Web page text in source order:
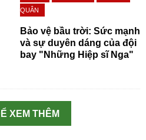
QUÂN
Bảo vệ bầu trời: Sức mạnh
và sự duyên dáng của đội
bay "Những Hiệp sĩ Nga"
XEM THÊM